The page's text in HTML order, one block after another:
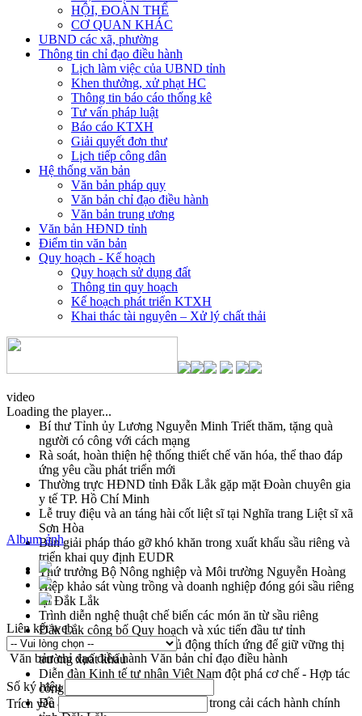
HỘI, ĐOÀN THỂ
CƠ QUAN KHÁC
UBND các xã, phường
Thông tin chỉ đạo điều hành
Lịch làm việc của UBND tỉnh
Khen thưởng, xử phạt HC
Thông tin báo cáo thống kê
Tư vấn pháp luật
Báo cáo KTXH
Giải quyết đơn thư
Lịch tiếp công dân
Hệ thống văn bản
Văn bản pháp quy
Văn bản chỉ đạo điều hành
Văn bản trung ương
Văn bản HĐND tỉnh
Điểm tin văn bản
Quy hoạch - Kế hoạch
Quy hoạch sử dụng đất
Thông tin quy hoạch
Kế hoạch phát triển KTXH
Khai thác tài nguyên – Xử lý chất thải
video
Loading the player...
Bí thư Tỉnh ủy Lương Nguyễn Minh Triết thăm, tặng quà
người có công với cách mạng
Rà soát, hoàn thiện hệ thống thiết chế văn hóa, thể thao đáp
ứng yêu cầu phát triển mới
Thường trực HĐND tỉnh Đắk Lắk gặp mặt Đoàn chuyên gia
y tế TP. Hồ Chí Minh
Lễ truy điệu và an táng hài cốt liệt sĩ tại Nghĩa trang Liệt sĩ xã
Sơn Hòa
Bàn giải pháp tháo gỡ khó khăn trong xuất khẩu sầu riêng và
triển khai quy định EUDR
Thứ trưởng Bộ Nông nghiệp và Môi trường Nguyễn Hoàng
Hiệp khảo sát vùng trồng và doanh nghiệp đóng gói sầu riêng
tại Đắk Lắk
Trình diễn nghệ thuật chế biến các món ăn từ sầu riêng
Đắk Lắk công bố Quy hoạch và xúc tiến đầu tư tỉnh
Ngành cá ngừ Đắk Lắk chủ động thích ứng để giữ vững thị
trường xuất khẩu
Diễn đàn Kinh tế tư nhân Việt Nam đột phá cơ chế - Hợp tác
công tư
Đề án 06 tạo bước ngoặt đột phá trong cải cách hành chính
Album ảnh
Liên kết web
Văn bản chỉ đạo điều hành Văn bản chỉ đạo điều hành
Số ký hiệu
Trích yếu